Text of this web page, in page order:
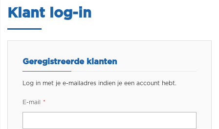
Klant log-in
Geregistreerde klanten
Log in met je e-mailadres indien je een account hebt.
E-mail